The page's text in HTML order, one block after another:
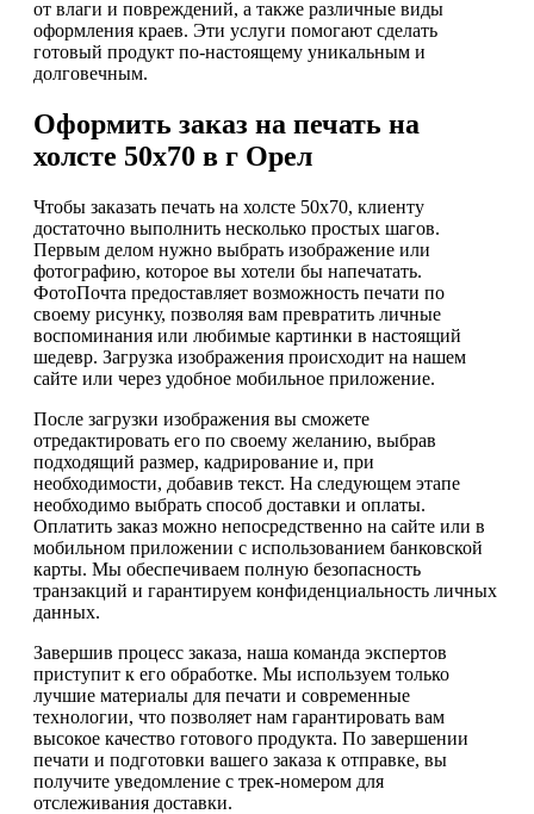
от влаги и повреждений, а также различные виды
оформления краев. Эти услуги помогают сделать
готовый продукт по-настоящему уникальным и
долговечным.
Оформить заказ на печать на
холсте 50х70 в г Орел
Чтобы заказать печать на холсте 50х70, клиенту
достаточно выполнить несколько простых шагов.
Первым делом нужно выбрать изображение или
фотографию, которое вы хотели бы напечатать.
ФотоПочта предоставляет возможность печати по
своему рисунку, позволяя вам превратить личные
воспоминания или любимые картинки в настоящий
шедевр. Загрузка изображения происходит на нашем
сайте или через удобное мобильное приложение.
После загрузки изображения вы сможете
отредактировать его по своему желанию, выбрав
подходящий размер, кадрирование и, при
необходимости, добавив текст. На следующем этапе
необходимо выбрать способ доставки и оплаты.
Оплатить заказ можно непосредственно на сайте или в
мобильном приложении с использованием банковской
карты. Мы обеспечиваем полную безопасность
транзакций и гарантируем конфиденциальность личных
данных.
Завершив процесс заказа, наша команда экспертов
приступит к его обработке. Мы используем только
лучшие материалы для печати и современные
технологии, что позволяет нам гарантировать вам
высокое качество готового продукта. По завершении
печати и подготовки вашего заказа к отправке, вы
получите уведомление с трек-номером для
отслеживания доставки.